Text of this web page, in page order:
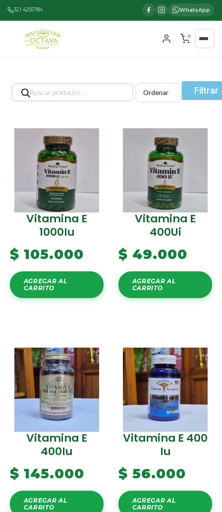
321 4255784 WhatsApp
0
Búsqueda
de
Filtrar
Vitamina E
1000Iu
$ 105.000
AGREGAR AL
CARRITO
Vitamina E
400Ui
$ 49.000
AGREGAR AL
CARRITO
Vitamina E
400Iu
$ 145.000
AGREGAR AL
CARRITO
Vitamina E 400
Iu
$ 56.000
AGREGAR AL
CARRITO